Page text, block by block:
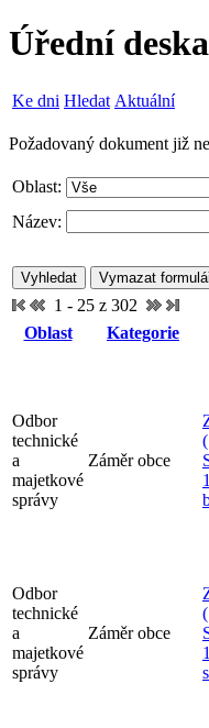
Úřední
Ke dni Hledat Aktuální
Požadovaný dokument již
Oblast:
Název:
1 - 25 z 302
Oblast
Kategorie
Odbor
technické
a
majetkové
správy
Záměr obce
Odbor
technické
a
majetkové
správy
Záměr obce